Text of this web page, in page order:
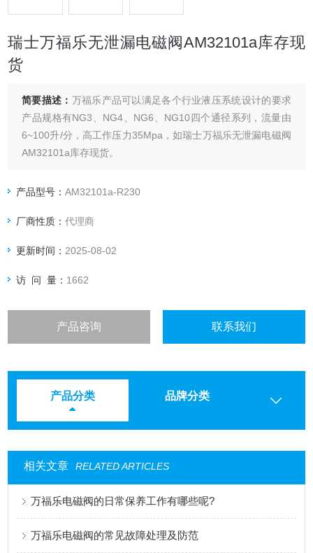
瑞士万福乐无泄漏电磁阀AM32101a库存现
货
简要描述： 万福乐产品可以满足各个行业液压系统设计的要求
产品规格有NG3、NG4、NG6、NG10四个通径系列，流量由
6~100升/分，高工作压力35Mpa，如瑞士万福乐无泄漏电磁阀
AM32101a库存现货。
产品型号：AM32101a-R230
厂商性质：代理商
更新时间： 2025-08-02
访 问 量： 1662
产品咨询 联系我们
产品分类 品牌分类
相关文章 RELATED ARTICLES
万福乐电磁阀的日常保养工作有哪些呢?
万福乐电磁阀的常见故障处理及防范